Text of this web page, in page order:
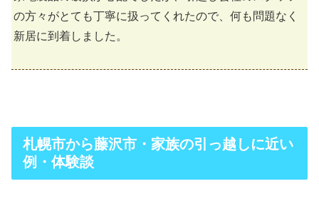
の方々がとても丁寧に扱ってくれたので、何も問題なく
新居に到着しました。
札幌市から藤沢市・家族の引っ越しに近い
例・体験談